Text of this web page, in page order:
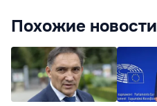
Похожие новости